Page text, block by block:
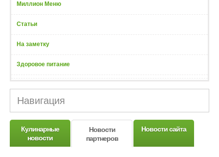
Миллион Меню
Статьи
На заметку
Здоровое питание
Навигация
Кулинарные
новости
Новости
партнеров
Новости сайта